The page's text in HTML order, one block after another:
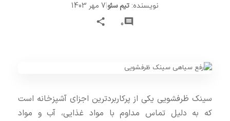
نویسنده: تیم سئو|7 مهر 1403
0
سینک ظرفشویی یکی از پرکاربردترین اجزای آشپزخانه است
که به دلیل تماس مداوم با مواد غذایی، آب و مواد